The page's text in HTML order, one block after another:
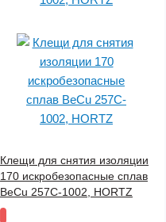
Клещи для снятия изоляции
170 искробезопасные сплав
BeCu 257C-1002, HORTZ